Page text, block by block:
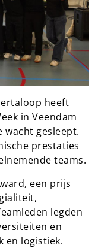
heeft
in Veendam
wacht gesleept.
prestaties
teams.
een prijs
legden
en
en logistiek.